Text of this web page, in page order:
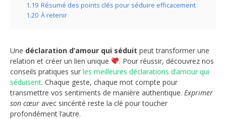
1.19 Résumé des points clés pour séduire efficacement
1.20 À retenir
Une déclaration d’amour qui séduit peut transformer une
relation et créer un lien unique
. Pour réussir, découvrez nos
conseils pratiques sur les meilleures déclarations d’amour qui
séduisent. Chaque geste, chaque mot compte pour
transmettre vos sentiments de manière authentique. Exprimer
son cœur avec sincérité reste la clé pour toucher
profondément l’autre.